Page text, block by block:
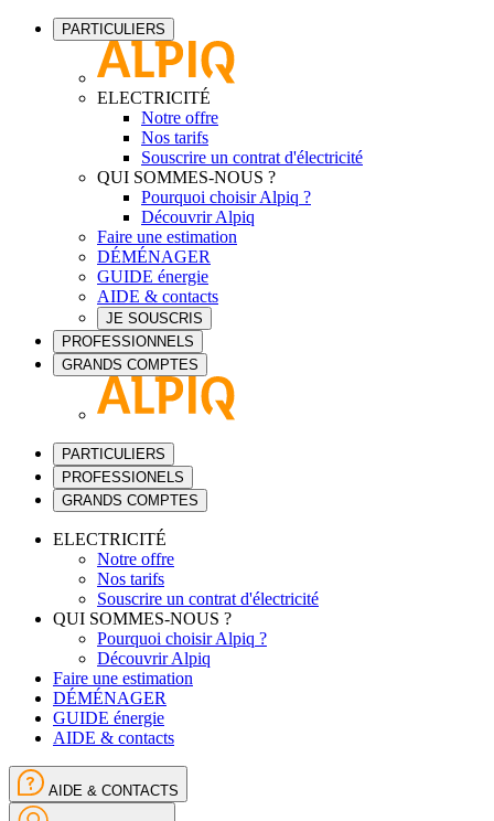
PARTICULIERS
ELECTRICITÉ
Notre offre
Nos tarifs
Souscrire un contrat d'électricité
QUI SOMMES-NOUS ?
Pourquoi choisir Alpiq ?
Découvrir Alpiq
Faire une estimation
DÉMÉNAGER
GUIDE énergie
AIDE & contacts
JE SOUSCRIS
PROFESSIONNELS
GRANDS COMPTES
PARTICULIERS
PROFESSIONELS
GRANDS COMPTES
ELECTRICITÉ
Notre offre
Nos tarifs
Souscrire un contrat d'électricité
QUI SOMMES-NOUS ?
Pourquoi choisir Alpiq ?
Découvrir Alpiq
Faire une estimation
DÉMÉNAGER
GUIDE énergie
AIDE & contacts
AIDE & CONTACTS